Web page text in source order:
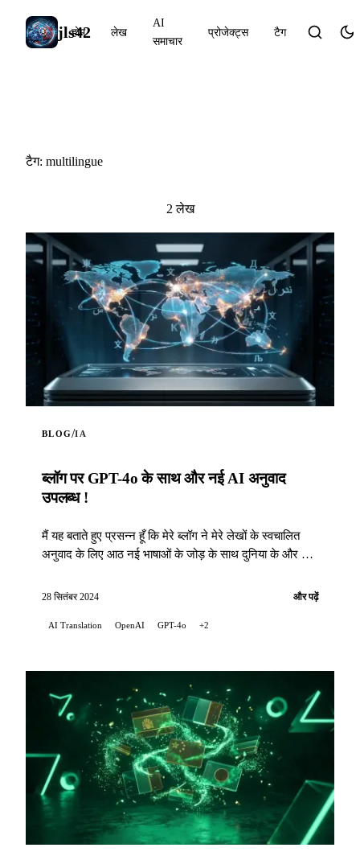
jls42
होम लेख
AI
समाचार
प्रोजेक्ट्स टैग
टैग: multilingue
2 लेख
BLOG/IA
ब्लॉग पर GPT-4o के साथ और नई AI अनुवाद
उपलब्ध !
मैं यह बताते हुए प्रसन्न हूँ कि मेरे ब्लॉग ने मेरे लेखों के स्वचालित
अनुवाद के लिए आठ नई भाषाओं के जोड़ के साथ दुनिया के और भी
28 सितंबर 2024 और पढ़ें
AI Translation OpenAI GPT-4o +2